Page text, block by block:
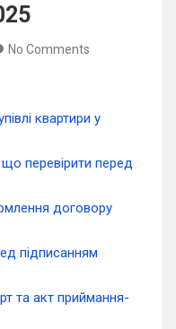
No Comments
квартири у
перевірити перед
договору
підписанням
та акт приймання-